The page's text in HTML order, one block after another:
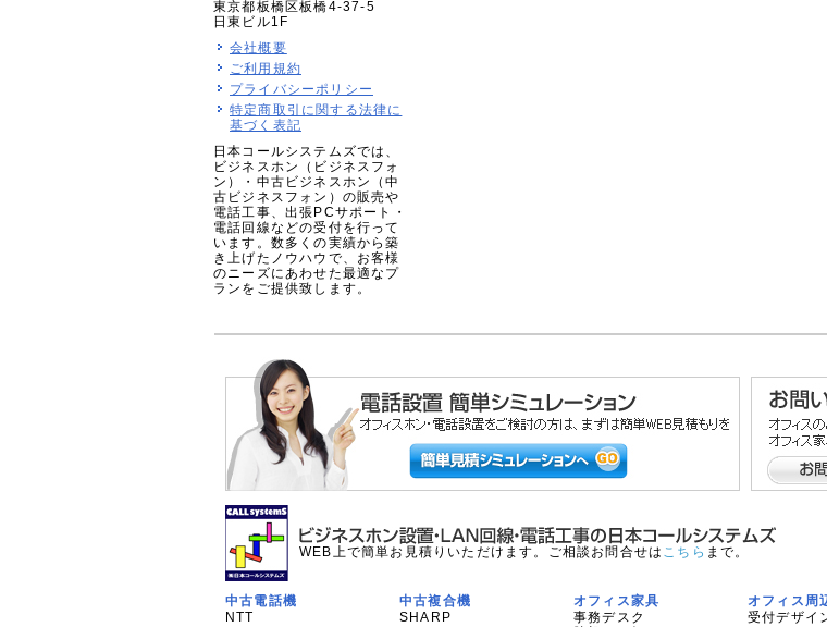
東京都板橋区板橋4-37-5
日東ビル1F
会社概要
ご利用規約
プライバシーポリシー
特定商取引に関する法律に
基づく表記
日本コールシステムズでは、
ビジネスホン（ビジネスフォ
ン）・中古ビジネスホン（中
古ビジネスフォン）の販売や
電話工事、出張PCサポート・
電話回線などの受付を行って
います。数多くの実績から築
き上げたノウハウで、お客様
のニーズにあわせた最適なプ
ランをご提供致します。
WEB上で簡単お見積りいただけます。ご相談お問合せは こちら まで。
中古電話機
NTT
中古複合機
SHARP
オフィス家具
事務デスク
オフィス周
受付デザイ